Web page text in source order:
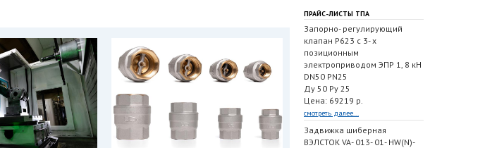
ПРАЙС-ЛИСТЫ ТПА
Запорно- регулирующий
клапан Р623 с 3- х
позиционным
электроприводом ЭПР 1, 8 кН
DN50 PN25
Ду 50 Ру 25
Цена: 69219 р.
смотреть далее...
Задвижка шиберная
ВЭЛСТОК VA- 013- 01- HW(N)-